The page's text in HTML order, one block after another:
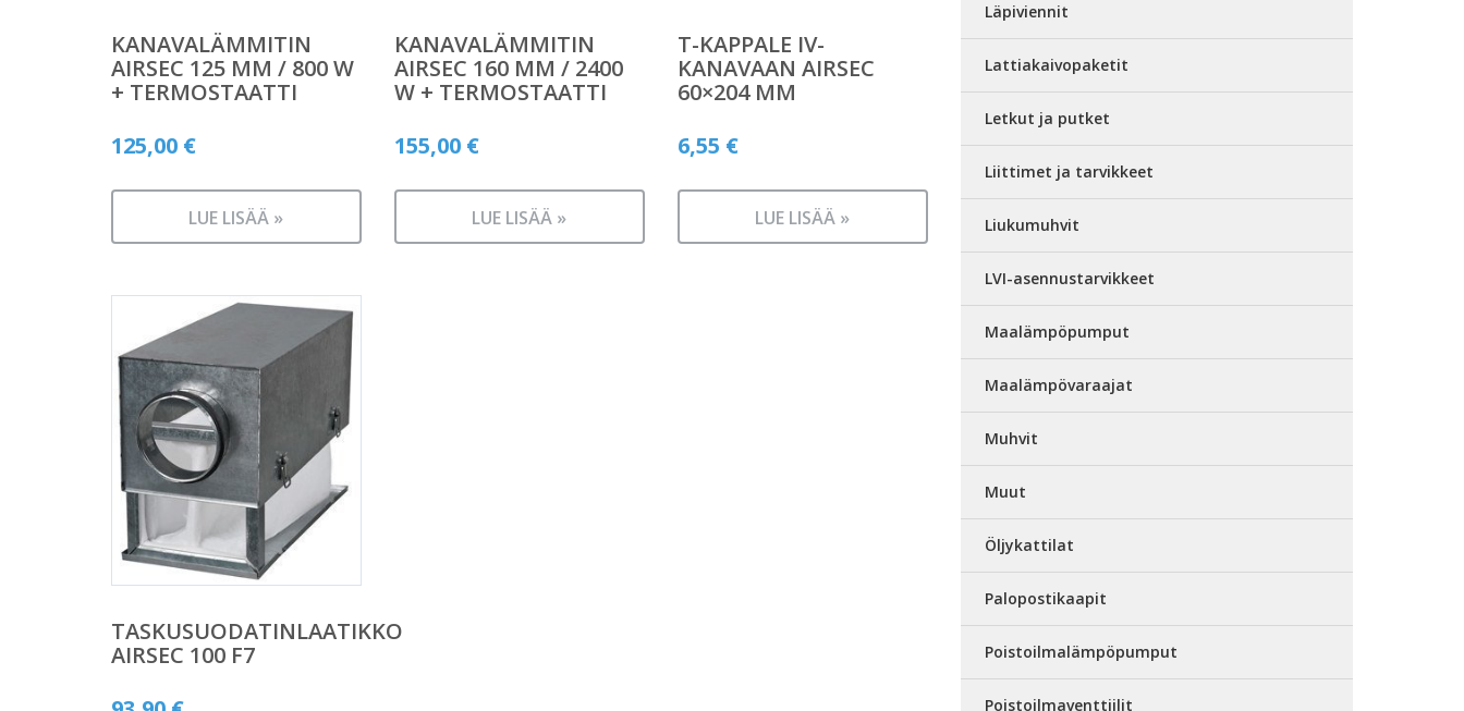
KANAVALÄMMITIN
AIRSEC 125 MM / 800 W
+ TERMOSTAATTI
125,00 €
LUE LISÄÄ »
KANAVALÄMMITIN
AIRSEC 160 MM / 2400
W + TERMOSTAATTI
155,00 €
LUE LISÄÄ »
T-KAPPALE IV-
KANAVAAN AIRSEC
60×204 MM
6,55 €
LUE LISÄÄ »
TASKUSUODATINLAATIKKO
AIRSEC 100 F7
Läpiviennit
Lattiakaivopaketit
Letkut ja putket
Liittimet ja tarvikkeet
Liukumuhvit
LVI-asennustarvikkeet
Maalämpöpumput
Maalämpövaraajat
Muhvit
Muut
Öljykattilat
Palopostikaapit
Poistoilmalämpöpumput
Poistoilmaventtiilit